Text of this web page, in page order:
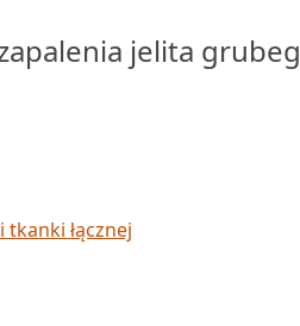
jelita
tkanki łącznej